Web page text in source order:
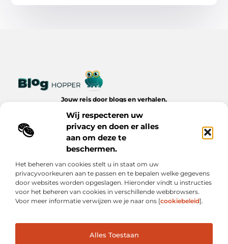
Wij respecteren uw
privacy en doen er alles
aan om deze te
beschermen.
Het beheren van cookies stelt u in staat om uw
privacyvoorkeuren aan te passen en te bepalen welke gegevens
door websites worden opgeslagen. Hieronder vindt u instructies
voor het beheren van cookies in verschillende webbrowsers.
Voor meer informatie verwijzen we je naar ons [cookiebeleid].
Alles Toestaan
Jouw reis door blogs en verhalen.
dagelijks leven op Bloghopper.nl.
Bericht categorie
Onze informatie
Cookiebeleid (EU)